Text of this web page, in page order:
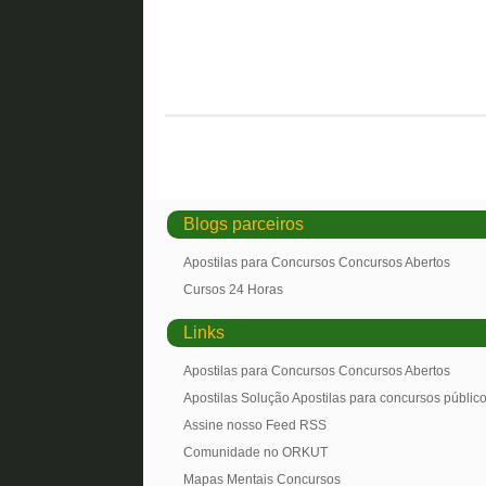
Blogs parceiros
Apostilas para Concursos Concursos Abertos
Cursos 24 Horas
Links
Apostilas para Concursos Concursos Abertos
Apostilas Solução Apostilas para concursos
Assine nosso Feed RSS
Comunidade no ORKUT
Mapas Mentais Concursos